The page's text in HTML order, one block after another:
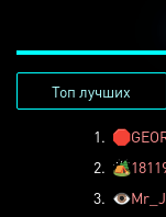
Топ лучших
1. 🛑
2. 🏕️
3. 👁️